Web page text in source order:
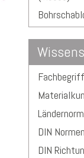
DIN Normen
DIN